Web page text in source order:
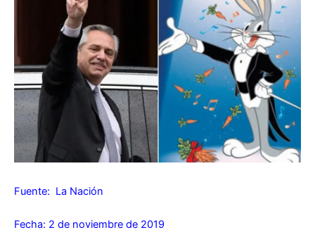
Fuente: La Nación
Fecha: 2 de noviembre de 2019